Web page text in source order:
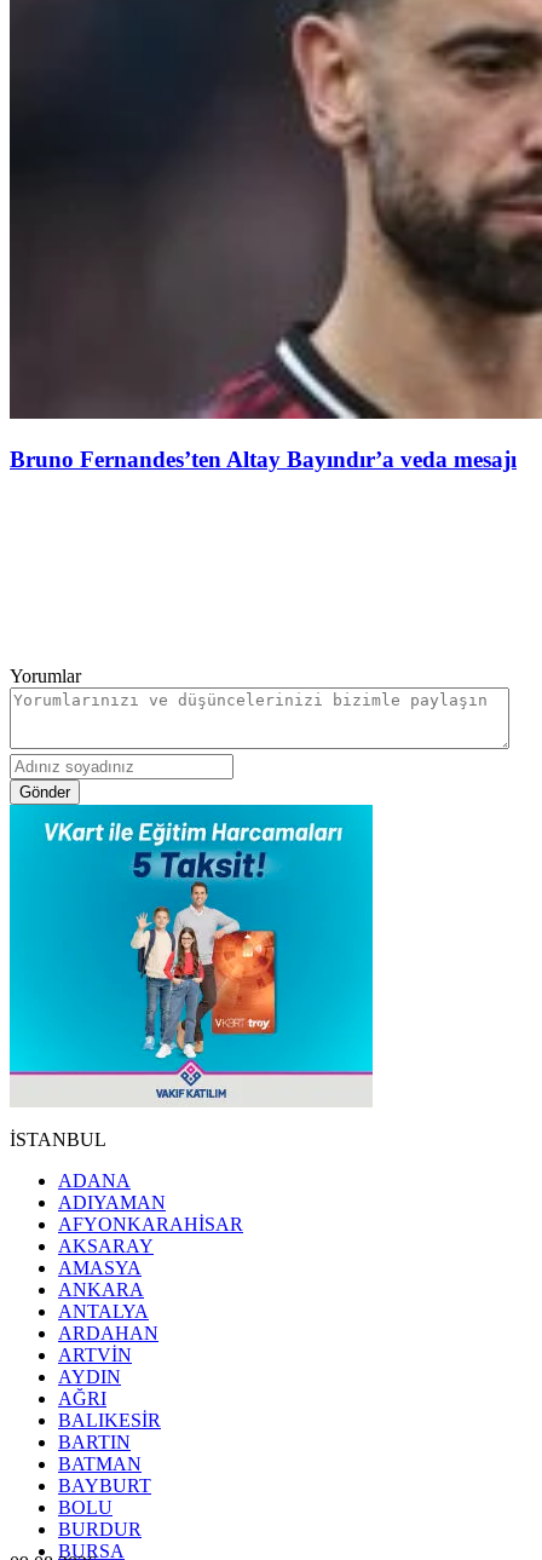
Bruno Fernandes’ten Altay Bayındır’a veda mesajı
Yorumlar
Gönder
İSTANBUL
ADANA
ADIYAMAN
AFYONKARAHİSAR
AKSARAY
AMASYA
ANKARA
ANTALYA
ARDAHAN
ARTVİN
AYDIN
AĞRI
BALIKESİR
BARTIN
BATMAN
BAYBURT
BOLU
BURDUR
BURSA